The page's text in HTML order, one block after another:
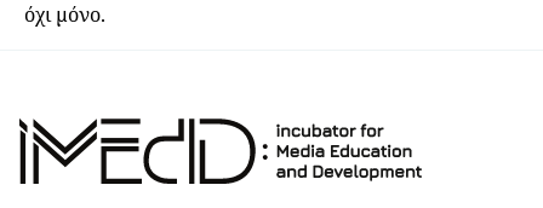
όχι μόνο.